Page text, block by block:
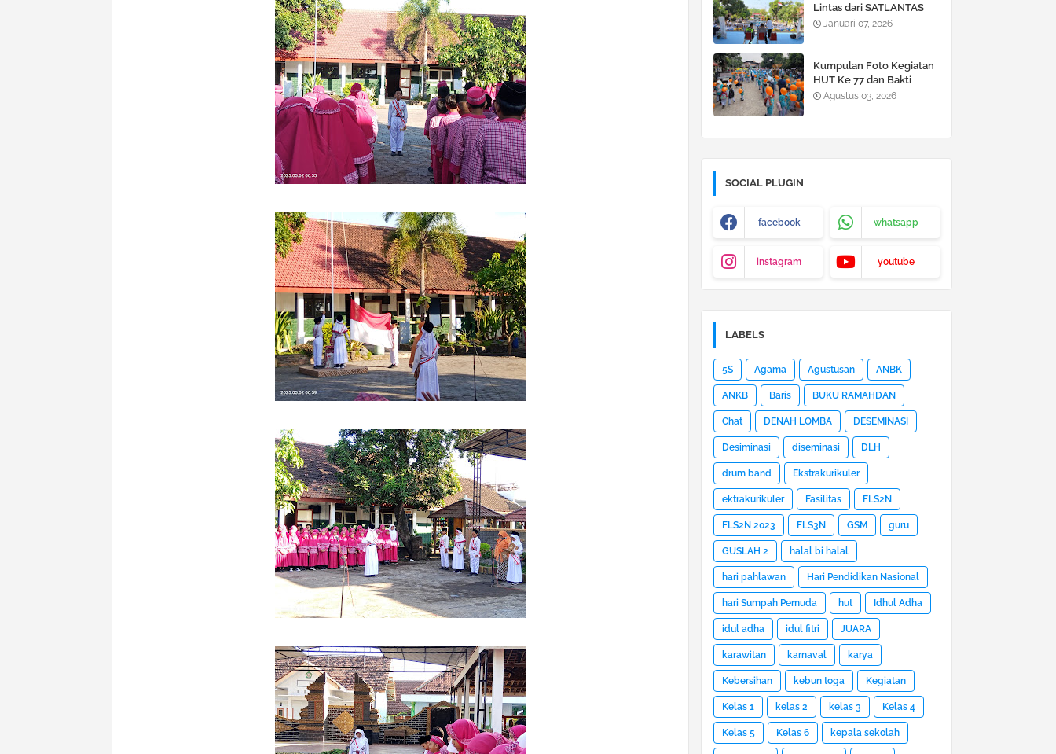
Lintas dari SATLANTAS
Lumajang di SDN
Januari 07, 2026
Kumpulan Foto Kegiatan
HUT Ke 77 dan Bakti
Sosial Siswa SDN
Agustus 03, 2026
SOCIAL PLUGIN
facebook whatsapp
instagram youtube
LABELS
5S Agama Agustusan ANBK
ANKB Baris BUKU RAMAHDAN
Chat DENAH LOMBA DESEMINASI
Desiminasi diseminasi DLH
drum band Ekstrakurikuler
ektrakurikuler Fasilitas FLS2N
FLS2N 2023 FLS3N GSM guru
GUSLAH 2 halal bi halal
hari pahlawan Hari Pendidikan Nasional
hari Sumpah Pemuda hut Idhul Adha
idul adha idul fitri JUARA
karawitan karnaval karya
Kebersihan kebun toga Kegiatan
Kelas 1 kelas 2 kelas 3 Kelas 4
Kelas 5 Kelas 6 kepala sekolah